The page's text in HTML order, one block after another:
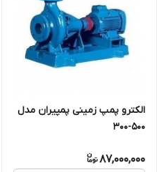
الکترو پمپ زمینی پمپیران مدل
500-300
87,000,000